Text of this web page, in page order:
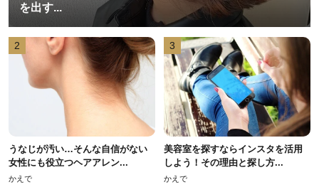
を出す...
2
うなじが汚い…そんな自信がない
女性にも役立つヘアアレン...
かえで
3
美容室を探すならインスタを活用
しよう！その理由と探し方...
かえで